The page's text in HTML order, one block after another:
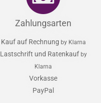
Zahlungsarten
Kauf auf Rechnung by Klarna
Lastschrift und Ratenkauf by
Klarna
Vorkasse
PayPal